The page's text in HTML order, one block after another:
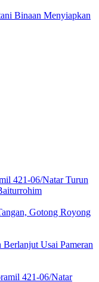
Binaan Menyiapkan
421-06/Natar Turun
Gotong Royong
Usai Pameran
421-06/Natar